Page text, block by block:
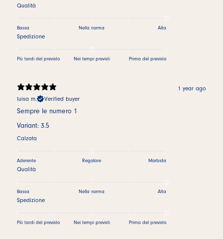
Qualità
Bassa Nella norma Alta
Spedizione
Più tardi del previsto Nei tempi previsti Prima del previsto
1 year ago
luisa m.
Verified buyer
Sempre le numero 1
Variant: 3.5
Calzata
Aderente Regolare Morbida
Qualità
Bassa Nella norma Alta
Spedizione
Più tardi del previsto Nei tempi previsti Prima del previsto